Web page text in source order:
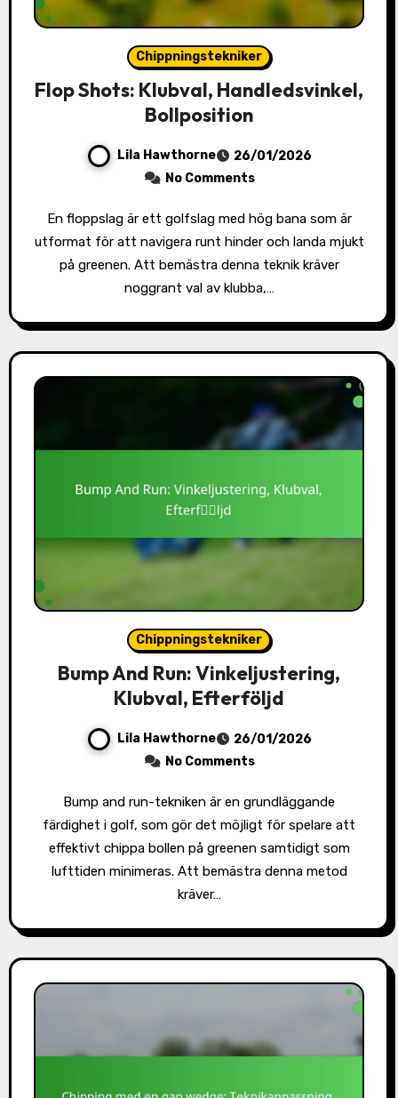
Chippningstekniker
Flop Shots: Klubval, Handledsvinkel,
Bollposition
Lila Hawthorne
26/01/2026
No Comments
En floppslag är ett golfslag med hög bana som är
utformat för att navigera runt hinder och landa mjukt
på greenen. Att bemästra denna teknik kräver
noggrant val av klubba,…
Chippningstekniker
Bump And Run: Vinkeljustering,
Klubval, Efterföljd
Lila Hawthorne
26/01/2026
No Comments
Bump and run-tekniken är en grundläggande
färdighet i golf, som gör det möjligt för spelare att
effektivt chippa bollen på greenen samtidigt som
lufttiden minimeras. Att bemästra denna metod
kräver…